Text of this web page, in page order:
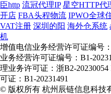
臣http 流冠代理IP 星空HTTP代
开店 FBA头程物流 IPWO全球
VAT注册 深圳的阳 海外仓系统
机
增值电信业务经营许可证编号
业务经营许可证编号：B1-
理业务许可证：浙B2-
可证：B1-20231491
© 版权所有 杭州辰链信息科技